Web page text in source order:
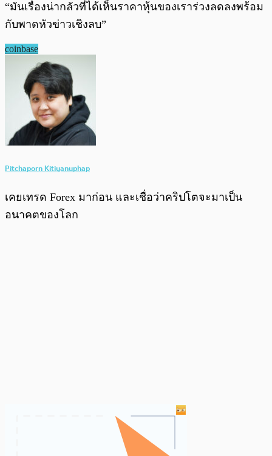
“มันเรื่องน่ากลัวที่ได้เห็นราคาหุ้นของเราร่วงลดลงพร้อม
กับพาดหัวข่าวเชิงลบ”
coinbase
Pitchaporn Kitiyanuphap
เคยเทรด Forex มาก่อน และเชื่อว่าคริปโตจะมาเป็น
อนาคตของโลก